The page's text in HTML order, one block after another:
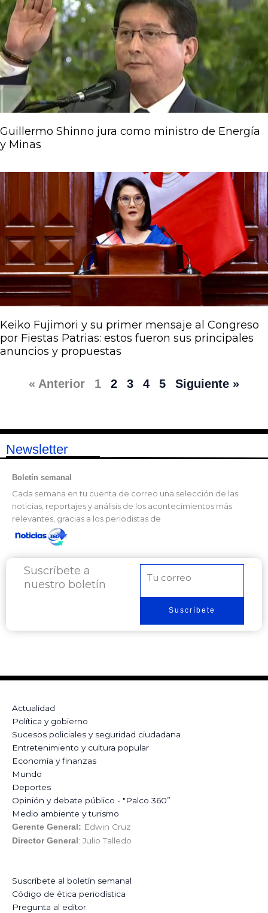
Guillermo Shinno jura como ministro de Energía
y Minas
Keiko Fujimori y su primer mensaje al Congreso
por Fiestas Patrias: estos fueron sus principales
anuncios y propuestas
« Anterior 1 2 3 4 5 Siguiente »
Newsletter
Boletín semanal
Cada semana en tu cuenta de correo una selección de las
noticias, reportajes y análisis de los acontecimientos más
relevantes, gracias a los periodistas de
Suscríbete a
nuestro boletín
electrónico
Suscríbete
Actualidad
Política y gobierno
Sucesos policiales y seguridad ciudadana
Entretenimiento y cultura popular
Economía y finanzas
Mundo
Deportes
Opinión y debate público - "Palco 360”
Medio ambiente y turismo
Gerente General: Edwin Cruz
Director General : Julio Talledo
Suscríbete al boletín semanal
Código de ética periodística
Pregunta al editor